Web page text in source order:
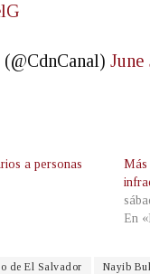
June
a personas
Más
En
de El Salvador Nayib